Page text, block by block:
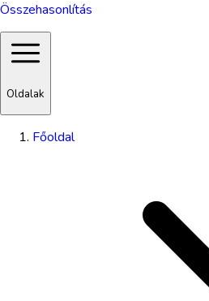
Összehasonlítás
Oldalak
Főoldal